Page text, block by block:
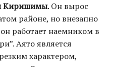
Киришимы. Он вырос
районе, но внезапно
работает наемником в
Аято является
характером,